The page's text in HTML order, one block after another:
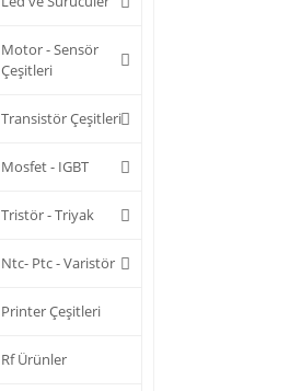
Motor - Sensör
Çeşitleri
Transistör Çeşitleri
Mosfet - IGBT
Tristör - Triyak
Ntc- Ptc - Varistör
Printer Çeşitleri
Rf Ürünler